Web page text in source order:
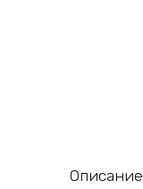
Описание